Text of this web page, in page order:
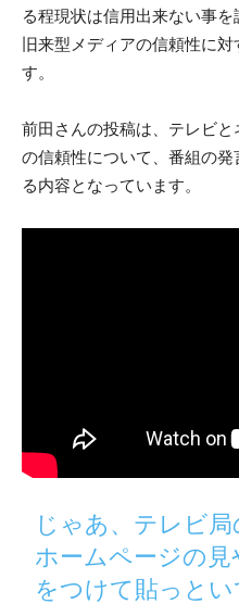
る程現状は信用出来ない事
旧来型メディアの信頼性に
す。
前田さんの投稿は、テレビ
の信頼性について、番組の
る内容となっています。
じゃあ、テレビ
ホームページの
をつけて貼っとい